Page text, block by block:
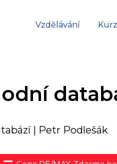
Vzdělávání
| Petr Podlešák